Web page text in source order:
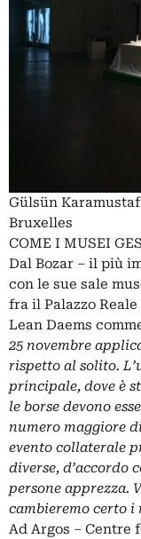
Gülsün
Bruxelles
COME I MUSEI
Dal Bozar – il più
con le sue sale
fra il Palazzo
Lean Daems
25 novembre
rispetto al solito.
principale, dove è
le borse devono
numero maggiore
evento collaterale
diverse, d’accordo
persone apprezza.
cambieremo certo
Ad Argos – Centre